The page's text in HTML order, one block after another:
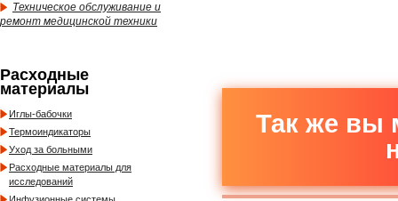
Техническое обслуживание и
ремонт медицинской техники
Расходные
материалы
Иглы-бабочки
Термоиндикаторы
Уход за больными
Расходные материалы для
исследований
Так же вы